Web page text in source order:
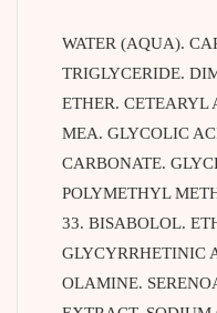
WATER (AQUA).
TRIGLYCERIDE.
ETHER.
MEA. GLYCOLIC
CARBONATE.
POLYMETHYL
33. BISABOLOL.
GLYCYRRHETINIC
OLAMINE.